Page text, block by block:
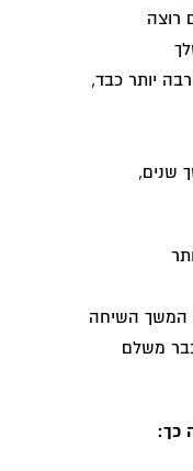
רוצה
יותר כבד,
שנים,
המשך השיחה
משלם
כך: